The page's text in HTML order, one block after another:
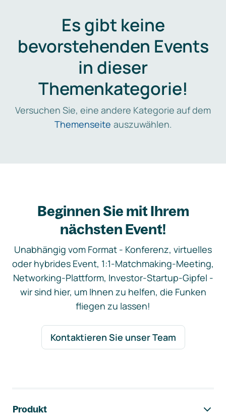
Es gibt keine
bevorstehenden Events
in dieser
Themenkategorie!
Versuchen Sie, eine andere Kategorie auf dem
Themenseite auszuwählen.
Beginnen Sie mit Ihrem
nächsten Event!
Unabhängig vom Format - Konferenz, virtuelles
oder hybrides Event, 1:1-Matchmaking-Meeting,
Networking-Plattform, Investor-Startup-Gipfel -
wir sind hier, um Ihnen zu helfen, die Funken
fliegen zu lassen!
Kontaktieren Sie unser Team
Produkt